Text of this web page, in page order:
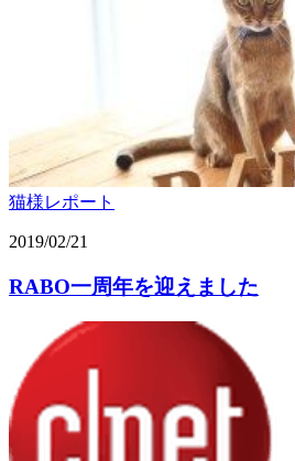
猫様レポート
2019/02/21
RABO一周年を迎えました